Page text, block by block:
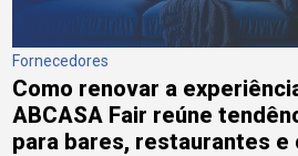
Fornecedores
Como renovar a
ABCASA Fair reúne
para bares, restaurantes